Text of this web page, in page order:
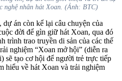
nghệ nhân hát Xoan. (Ảnh: BTC)
án còn kể lại câu chuyện của
đời để gìn giữ hát Xoan, qua đó
trình trao truyền di sản của các thế
nghiệm “Xoan mở hội” (diễn ra
sẽ tạo cơ hội để người trẻ trực tiếp
hiểu về hát Xoan và trải nghiệm